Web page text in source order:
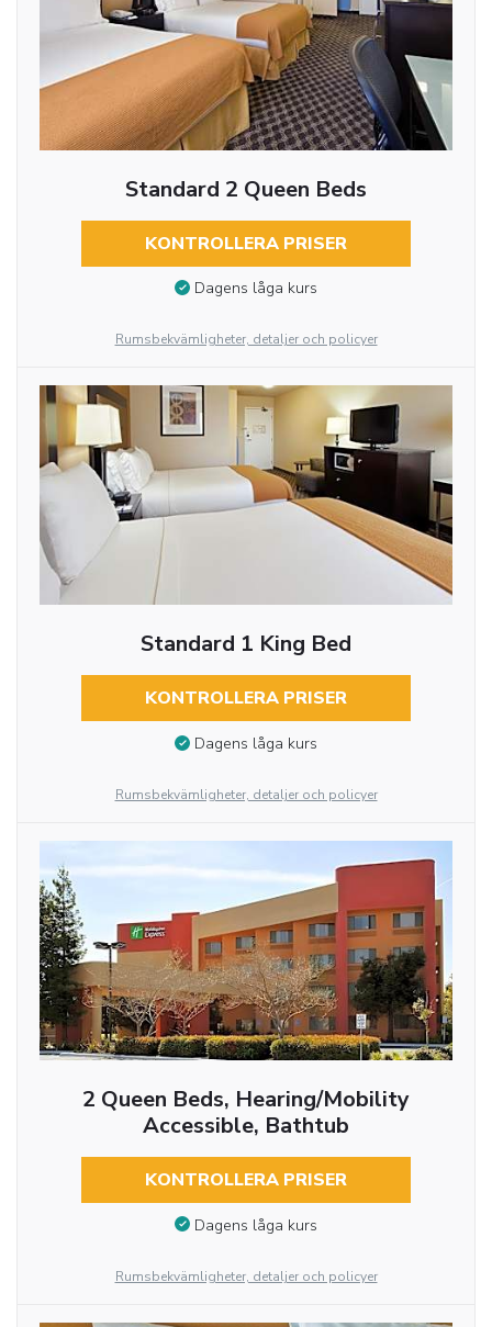
Standard 2 Queen Beds
KONTROLLERA PRISER
Dagens låga kurs
Rumsbekvämligheter, detaljer och policyer
Standard 1 King Bed
KONTROLLERA PRISER
Dagens låga kurs
Rumsbekvämligheter, detaljer och policyer
2 Queen Beds, Hearing/Mobility
Accessible, Bathtub
KONTROLLERA PRISER
Dagens låga kurs
Rumsbekvämligheter, detaljer och policyer